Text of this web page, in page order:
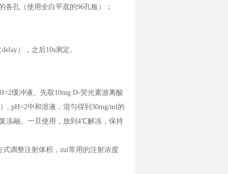
孔（使用全白平底的96孔板）；
），之后10s测定。
缓冲液。先取10mg D-荧光素游离酸
, pH=2中和溶液，混匀得到30mg/ml的
冻融。一旦使用，放到4℃解冻，保持
调整注射体积，zui常用的注射浓度